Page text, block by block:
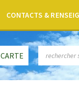
CONTACTS &
CARTE